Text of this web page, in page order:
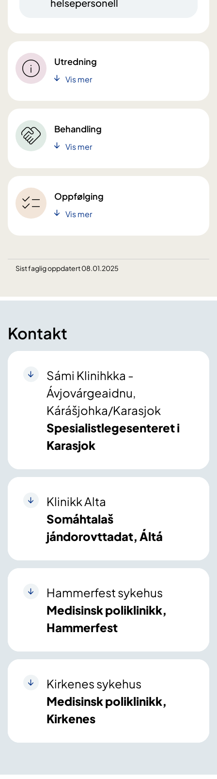
helsepersonell
Utredning
Vis mer
Behandling
Vis mer
Oppfølging
Vis mer
Sist faglig oppdatert 08.01.2025
Kontakt
Sámi Klinihkka -
Ávjovárgeaidnu,
Kárášjohka/Karasjok
Spesialistlegesenteret i
Karasjok
Klinikk Alta
Somáhtalaš
jándorovttadat, Áltá
Hammerfest sykehus
Medisinsk poliklinikk,
Hammerfest
Kirkenes sykehus
Medisinsk poliklinikk,
Kirkenes